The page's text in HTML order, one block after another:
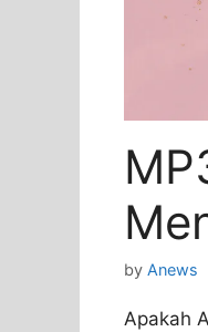
by Anews
Apakah